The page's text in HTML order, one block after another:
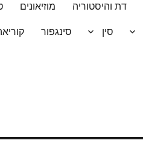
דת והיסטוריה מוזיאונים
סין סינגפור